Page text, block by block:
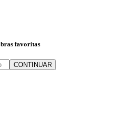
favoritas
CONTINUAR